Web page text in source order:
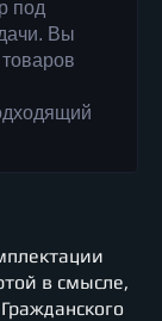
под
Вы
в смысле,